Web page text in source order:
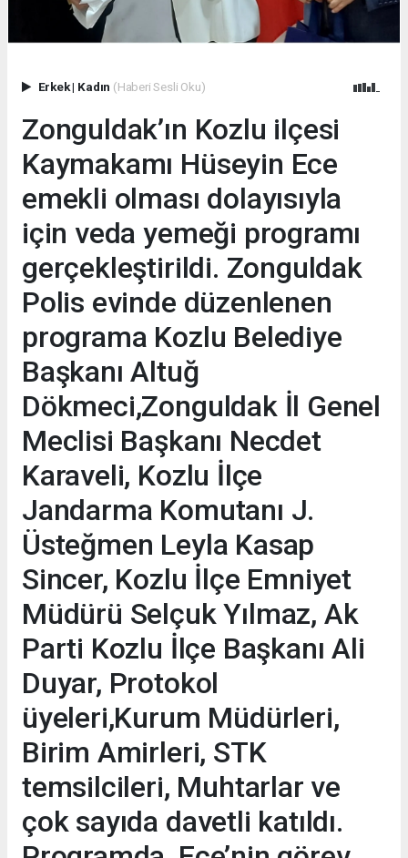
Erkek| Kadın (Haberi Sesli Oku)
Zonguldak’ın Kozlu ilçesi
Kaymakamı Hüseyin Ece
emekli olması dolayısıyla
için veda yemeği programı
gerçekleştirildi. Zonguldak
Polis evinde düzenlenen
programa Kozlu Belediye
Başkanı Altuğ
Dökmeci,Zonguldak İl Genel
Meclisi Başkanı Necdet
Karaveli, Kozlu İlçe
Jandarma Komutanı J.
Üsteğmen Leyla Kasap
Sincer, Kozlu İlçe Emniyet
Müdürü Selçuk Yılmaz, Ak
Parti Kozlu İlçe Başkanı Ali
Duyar, Protokol
üyeleri,Kurum Müdürleri,
Birim Amirleri, STK
temsilcileri, Muhtarlar ve
çok sayıda davetli katıldı.